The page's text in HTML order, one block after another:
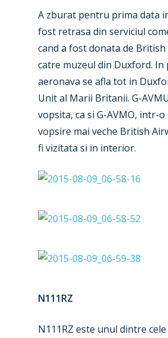
A zburat pentru prima data
fost retrasa din serviciul
cand a fost donata de British
catre muzeul din Duxford. In
aeronava se afla tot in
Unit al Marii Britanii. G-
vopsita, ca si G-AVMO, intr-o
vopsire mai veche British
fi vizitata si in interior.
N111RZ
N111RZ este unul dintre